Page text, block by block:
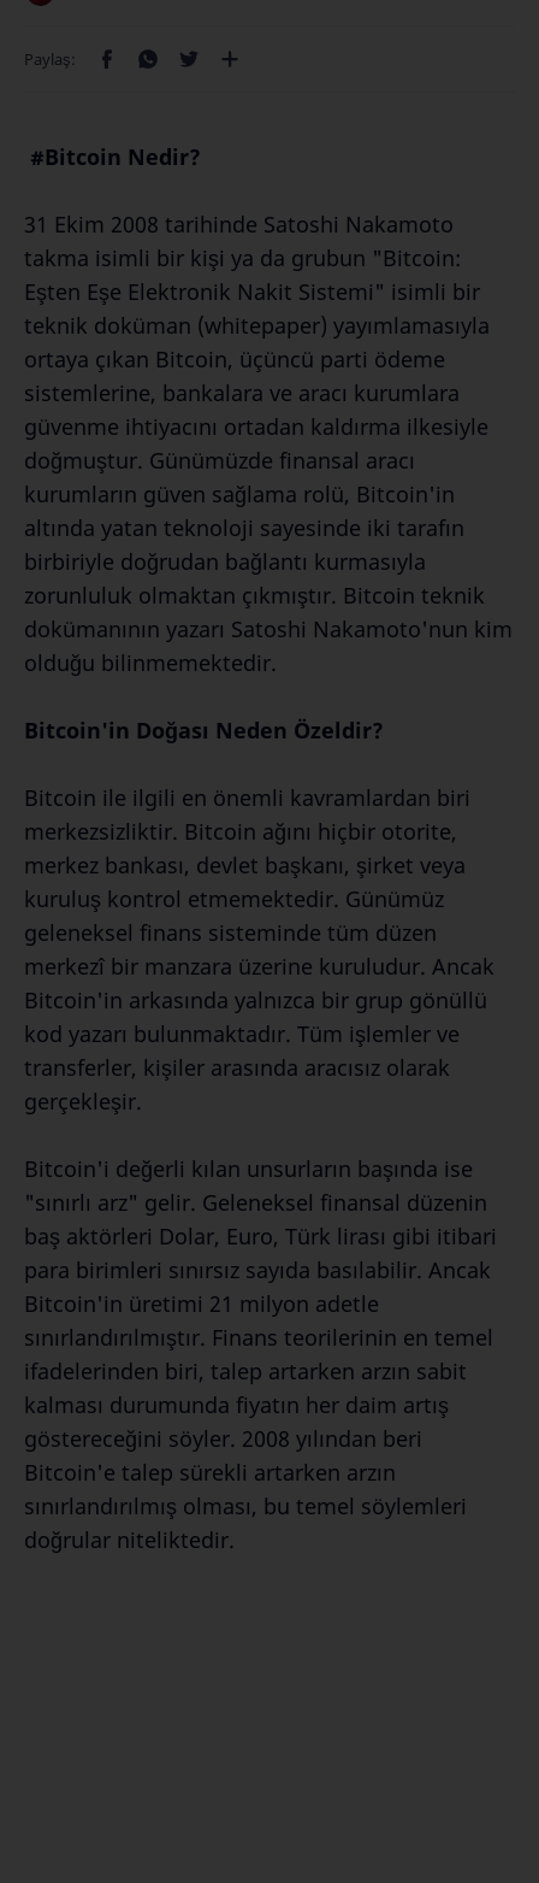
#Bitcoin Nedir?
31 Ekim 2008 tarihinde Satoshi Nakamoto
takma isimli bir kişi ya da grubun "Bitcoin:
Eşten Eşe Elektronik Nakit Sistemi" isimli bir
teknik doküman (whitepaper) yayımlamasıyla
ortaya çıkan Bitcoin, üçüncü parti ödeme
sistemlerine, bankalara ve aracı kurumlara
güvenme ihtiyacını ortadan kaldırma ilkesiyle
doğmuştur. Günümüzde finansal aracı
kurumların güven sağlama rolü, Bitcoin'in
altında yatan teknoloji sayesinde iki tarafın
birbiriyle doğrudan bağlantı kurmasıyla
zorunluluk olmaktan çıkmıştır. Bitcoin teknik
dokümanının yazarı Satoshi Nakamoto'nun kim
olduğu bilinmemektedir.
Bitcoin'in Doğası Neden Özeldir?
Bitcoin ile ilgili en önemli kavramlardan biri
merkezsizliktir. Bitcoin ağını hiçbir otorite,
merkez bankası, devlet başkanı, şirket veya
kuruluş kontrol etmemektedir. Günümüz
geleneksel finans sisteminde tüm düzen
merkezî bir manzara üzerine kuruludur. Ancak
Bitcoin'in arkasında yalnızca bir grup gönüllü
kod yazarı bulunmaktadır. Tüm işlemler ve
transferler, kişiler arasında aracısız olarak
gerçekleşir.
Bitcoin'i değerli kılan unsurların başında ise
"sınırlı arz" gelir. Geleneksel finansal düzenin
baş aktörleri Dolar, Euro, Türk lirası gibi itibari
para birimleri sınırsız sayıda basılabilir. Ancak
Bitcoin'in üretimi 21 milyon adetle
sınırlandırılmıştır. Finans teorilerinin en temel
ifadelerinden biri, talep artarken arzın sabit
kalması durumunda fiyatın her daim artış
göstereceğini söyler. 2008 yılından beri
Bitcoin'e talep sürekli artarken arzın
sınırlandırılmış olması, bu temel söylemleri
doğrular niteliktedir.